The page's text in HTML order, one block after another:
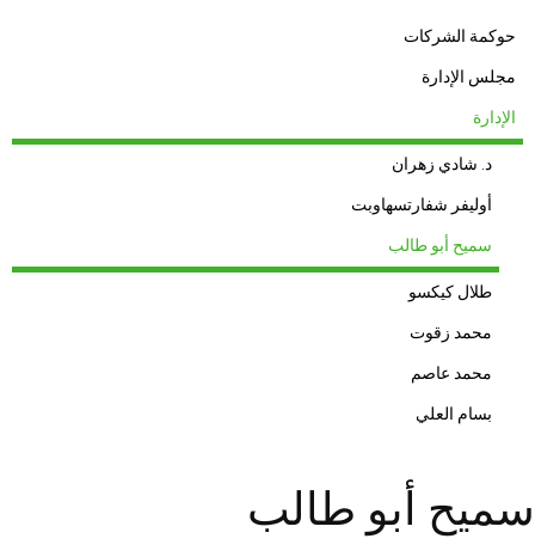
حوكمة الشركات
مجلس الإدارة
الإدارة
د. شادي زهران
أوليفر شفارتسهاوبت
سميح أبو طالب
طلال كيكسو
محمد زقوت
محمد عاصم
بسام العلي
سميح أبو طالب